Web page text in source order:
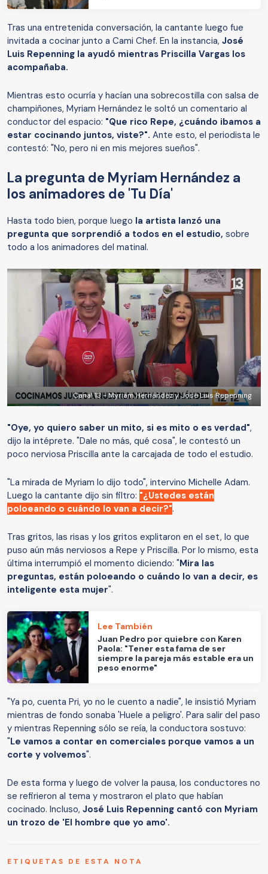
Tras una entretenida conversación, la cantante luego fue
invitada a cocinar junto a Cami Chef. En la instancia, José
Luis Repenning la ayudó mientras Priscilla Vargas los
acompañaba.
Mientras esto ocurría y hacían una sobrecostilla con salsa de
champiñones, Myriam Hernández le soltó un comentario al
conductor del espacio: "Que rico Repe, ¿cuándo ibamos a
estar cocinando juntos, viste?". Ante esto, el periodista le
contestó: "No, pero ni en mis mejores sueños".
La pregunta de Myriam Hernández a
los animadores de 'Tu Día'
Hasta todo bien, porque luego la artista lanzó una
pregunta que sorprendió a todos en el estudio, sobre
todo a los animadores del matinal.
Canal 13 - Myriam Hernández y José Luis Repenning
"Oye, yo quiero saber un mito, si es mito o es verdad",
dijo la intéprete. "Dale no más, qué cosa", le contestó un
poco nerviosa Priscilla ante la carcajada de todo el estudio.
"La mirada de Myriam lo dijo todo", intervino Michelle Adam.
Luego la cantante dijo sin filtro: "¿Ustedes están
poloeando o cuándo lo van a decir?".
Tras gritos, las risas y los gritos explitaron en el set, lo que
puso aún más nerviosos a Repe y Priscilla. Por lo mismo, esta
última interrumpió el momento diciendo: "Mira las
preguntas, están poloeando o cuándo lo van a decir, es
inteligente esta mujer".
Lee También
Juan Pedro por quiebre con Karen
Paola: "Tener esta fama de ser
siempre la pareja más estable era un
peso enorme"
"Ya po, cuenta Pri, yo no le cuento a nadie", le insistió Myriam
mientras de fondo sonaba 'Huele a peligro'. Para salir del paso
y mientras Repenning sólo se reía, la conductora sostuvo:
"Le vamos a contar en comerciales porque vamos a un
corte y volvemos".
De esta forma y luego de volver la pausa, los conductores no
se refirieron al tema y mostraron el plato que habían
cocinado. Incluso, José Luis Repenning cantó con Myriam
un trozo de 'El hombre que yo amo'.
ETIQUETAS DE ESTA NOTA